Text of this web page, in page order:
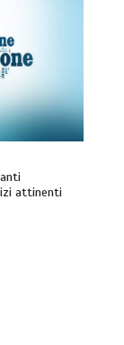
attinenti